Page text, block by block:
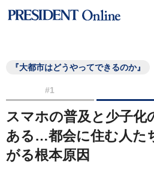
『大都市はどうやってできるのか』
#1
スマホの普及と少子化
ある…都会に住む人た
がる根本原因